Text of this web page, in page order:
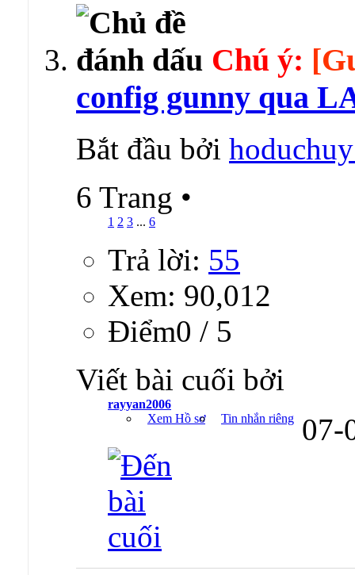
Chú ý:
config gunny qua
Bắt đầu bởi
6 Trang •
1 2 3 ... 6
Trả lời: 55
Xem: 90,012
Ðiểm0 / 5
Viết bài cuối bởi
rayyan2006
Xem Hồ sơ
Tin nhắn riêng 07-